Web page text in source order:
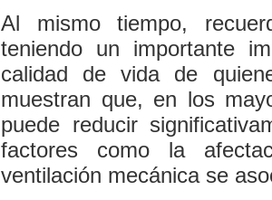
Al mismo tiempo,
teniendo un importante
calidad de vida de
muestran que, en los
puede reducir
factores como la
ventilación mecánica se